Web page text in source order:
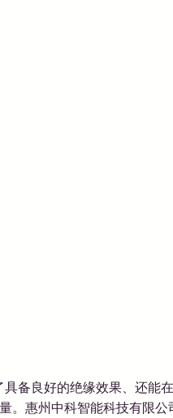
备良好的绝缘效果、还能
。惠州中科智能科技有限公